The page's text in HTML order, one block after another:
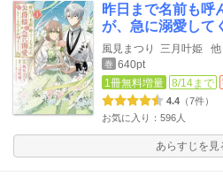
昨日まで名前も呼
が、急に溺愛して
風見まつり 三月叶姫 他
巻 640pt
1冊無料増量
8/14まで
4.4 （7件）
お気に入り：596人
あらすじを